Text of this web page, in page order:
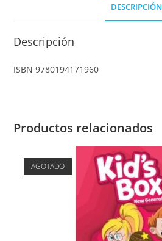
DESCRIPCIÓN
Descripción
ISBN 9780194171960
Productos relacionados
AGOTADO